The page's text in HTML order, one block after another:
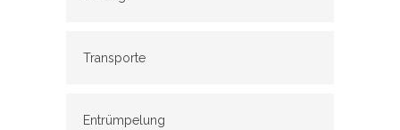
Transporte
Entrümpelung